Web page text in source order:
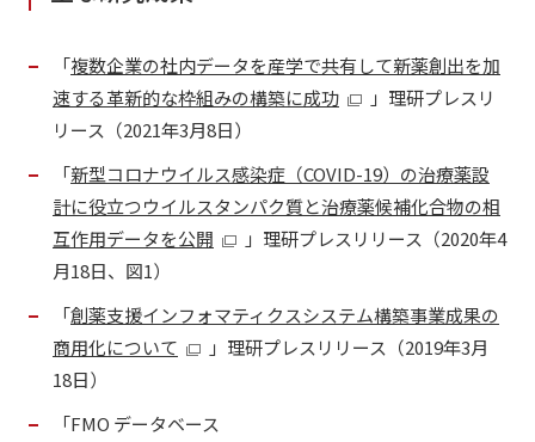
「複数企業の社内データを産学で共有して新薬創出を加
速する革新的な枠組みの構築に成功
」理研プレスリ
リース（2021年3月8日）
「新型コロナウイルス感染症（COVID-19）の治療薬設
計に役立つウイルスタンパク質と治療薬候補化合物の相
互作用データを公開
」理研プレスリリース（2020年4
月18日、図1）
「創薬支援インフォマティクスシステム構築事業成果の
商用化について
」理研プレスリリース（2019年3月
18日）
「FMO データベース